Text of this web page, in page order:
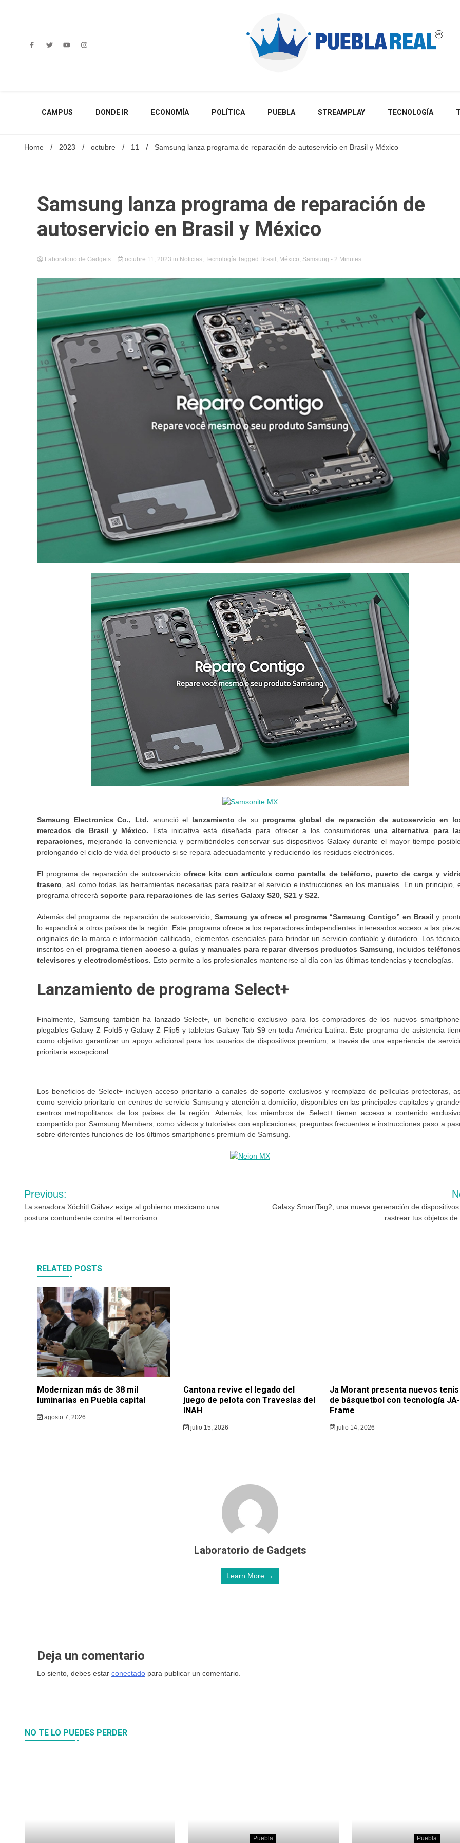
CAMPUS DONDE IR ECONOMÍA POLÍTICA PUEBLA STREAMPLAY TECNOLOGÍA
Home 2023 octubre 11 Samsung lanza programa de reparación de autoservicio en Brasil y México
Samsung lanza programa de reparación de
autoservicio en Brasil y México
Laboratorio de Gadgets octubre 11, 2023 in Noticias, Tecnología Tagged Brasil , México, Samsung - 2 Minutes
Samsung Electronics Co., Ltd. anunció el lanzamiento de su programa global de reparación de autoservicio en
mercados de Brasil y México. Esta iniciativa está diseñada para ofrecer a los consumidores una alternativa para
reparaciones, mejorando la conveniencia y permitiéndoles conservar sus dispositivos Galaxy durante el mayor tiempo posible,
prolongando el ciclo de vida del producto si se repara adecuadamente y reduciendo los residuos electrónicos.
El programa de reparación de autoservicio ofrece kits con artículos como pantalla de teléfono, puerto de carga y
trasero , así como todas las herramientas necesarias para realizar el servicio e instrucciones en los manuales. En un principio,
programa ofrecerá soporte para reparaciones de las series Galaxy S20, S21 y S22.
Además del programa de reparación de autoservicio, Samsung ya ofrece el programa “Samsung Contigo” en Brasil y
lo expandirá a otros países de la región. Este programa ofrece a los reparadores independientes interesados acceso a las
originales de la marca e información calificada, elementos esenciales para brindar un servicio confiable y duradero. Los
inscritos enel programa tienen acceso a guías y manuales para reparar diversos productos Samsung , incluidos
televisores y electrodomésticos. Esto permite a los profesionales mantenerse al día con las últimas tendencias y tecnologías.
Lanzamiento de programa Select+
Finalmente, Samsung también ha lanzado Select+, un beneficio exclusivo para los compradores de los nuevos
plegables Galaxy Z Fold5 y Galaxy Z Flip5 y tabletas Galaxy Tab S9 en toda América Latina. Este programa de asistencia
como objetivo garantizar un apoyo adicional para los usuarios de dispositivos premium, a través de una experiencia de
prioritaria excepcional.
Los beneficios de Select+ incluyen acceso prioritario a canales de soporte exclusivos y reemplazo de películas protectoras,
como servicio prioritario en centros de servicio Samsung y atención a domicilio, disponibles en las principales capitales y
centros metropolitanos de los países de la región. Además, los miembros de Select+ tienen acceso a contenido
compartido por Samsung Members, como videos y tutoriales con explicaciones, preguntas frecuentes e instrucciones paso a
sobre diferentes funciones de los últimos smartphones premium de Samsung.
Navegación
de
Previous:
La senadora Xóchitl Gálvez exige al gobierno mexicano una
postura contundente contra el terrorismo
Galaxy SmartTag2, una nueva generación de
rastrear tus objetos de
RELATED POSTS
Modernizan más de 38 mil
luminarias en Puebla capital
agosto 7, 2026
Cantona revive el legado del
juego de pelota con Travesías del
INAH
julio 15, 2026
Ja Morant presenta nuevos tenis
de básquetbol con tecnología JA-
Frame
julio 14, 2026
Laboratorio de Gadgets
Learn More →
Deja un comentario
Lo siento, debes estar conectado para publicar un comentario.
NO TE LO PUEDES PERDER
Puebla Puebla